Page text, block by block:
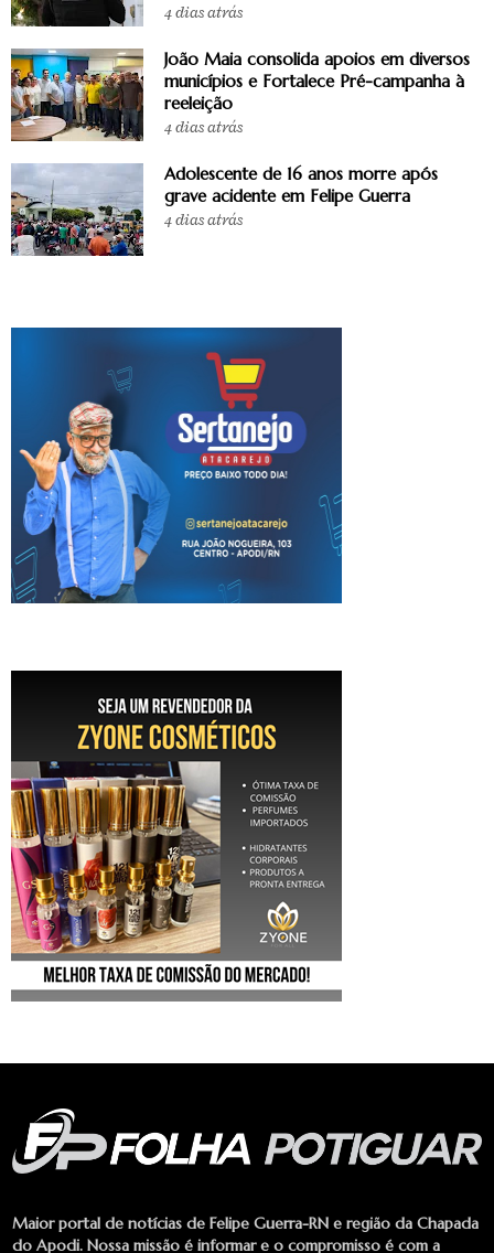
4 dias atrás
João Maia consolida apoios em diversos
municípios e Fortalece Pré-campanha à
reeleição
4 dias atrás
Adolescente de 16 anos morre após
grave acidente em Felipe Guerra
4 dias atrás
Maior portal de notícias de Felipe Guerra-RN e região da Chapada
do Apodi. Nossa missão é informar e o compromisso é com a